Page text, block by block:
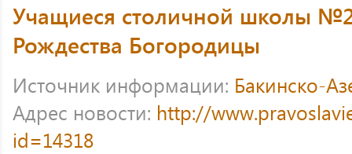
Учащиеся столичной школы
Рождества Богородицы
Источник информации: Бакинско-
Адрес новости: http://
id=14318